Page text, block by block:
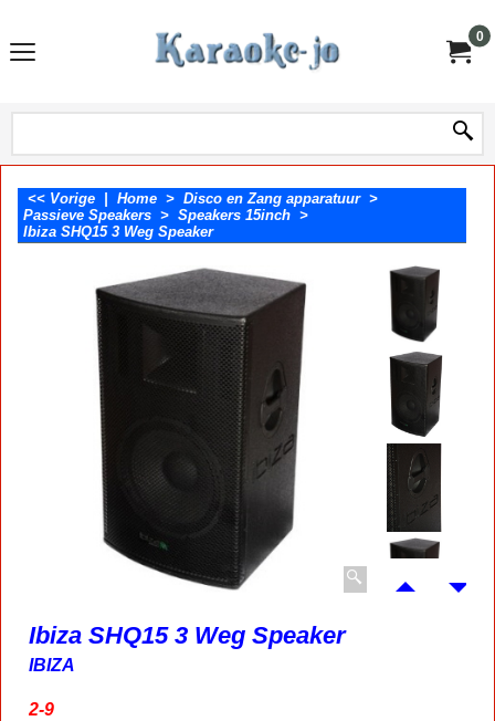
0
<< Vorige Home > Disco en Zang apparatuur>
Passieve Speakers > Speakers 15inch >
Ibiza SHQ15 3 Weg Speaker
Ibiza SHQ15 3 Weg Speaker
IBIZA
2-9